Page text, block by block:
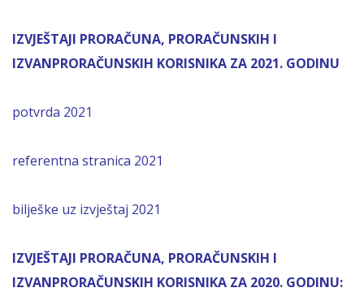
IZVJEŠTAJI PRORAČUNA, PRORAČUNSKIH I
IZVANPRORAČUNSKIH KORISNIKA ZA 2021. GODINU
potvrda 2021
referentna stranica 2021
bilješke uz izvještaj 2021
IZVJEŠTAJI PRORAČUNA, PRORAČUNSKIH I
IZVANPRORAČUNSKIH KORISNIKA ZA 2020. GODINU: